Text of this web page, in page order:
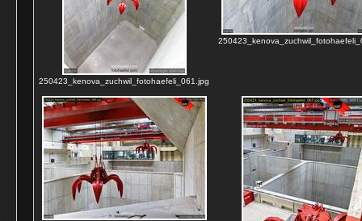
250423_kenova_zuchwil_fotohaefeli_061.jpg